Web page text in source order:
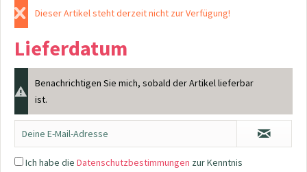
Dieser Artikel steht derzeit nicht zur Verfügung!
Lieferdatum
Benachrichtigen Sie mich, sobald der Artikel lieferbar
ist.
Ich habe die Datenschutzbestimmungen zur Kenntnis